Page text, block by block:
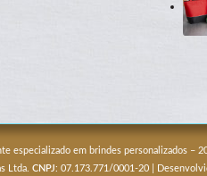
especializado em brindes personalizados –
Ltda. CNPJ: 07.173.771/0001-20 |